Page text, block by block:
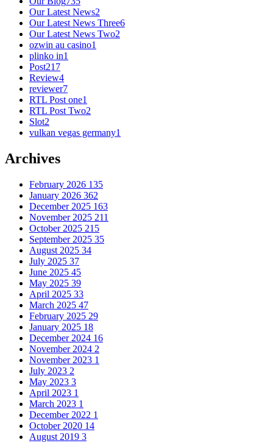
Our Latest News2
Our Latest News Three6
Our Latest News Two2
ozwin au casino1
plinko in1
Post217
Review4
reviewer7
RTL Post one1
RTL Post Two2
Slot2
vulkan vegas germany1
Archives
February 2026 135
January 2026 362
December 2025 163
November 2025 211
October 2025 215
September 2025 35
August 2025 34
July 2025 37
June 2025 45
May 2025 39
April 2025 33
March 2025 47
February 2025 29
January 2025 18
December 2024 16
November 2024 2
November 2023 1
July 2023 2
May 2023 3
April 2023 1
March 2023 1
December 2022 1
October 2020 14
August 2019 3